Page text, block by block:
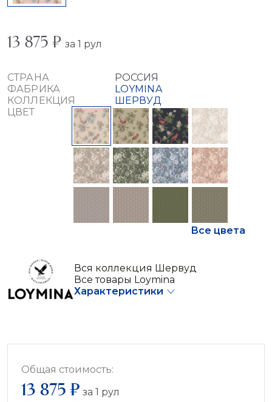
13 875 ₽ за 1 рул
СТРАНА
РОССИЯ
ФАБРИКА
LOYMINA
КОЛЛЕКЦИЯ
ШЕРВУД
ЦВЕТ
Все цвета
Вся коллекция Шервуд
Все товары Loymina
Характеристики
Общая стоимость:
13 875 ₽ за 1 рул